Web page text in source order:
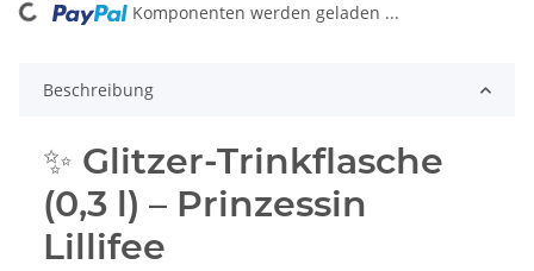
Loading... Komponenten werden geladen ...
Beschreibung
✨ Glitzer-Trinkflasche
(0,3 l) – Prinzessin
Lillifee